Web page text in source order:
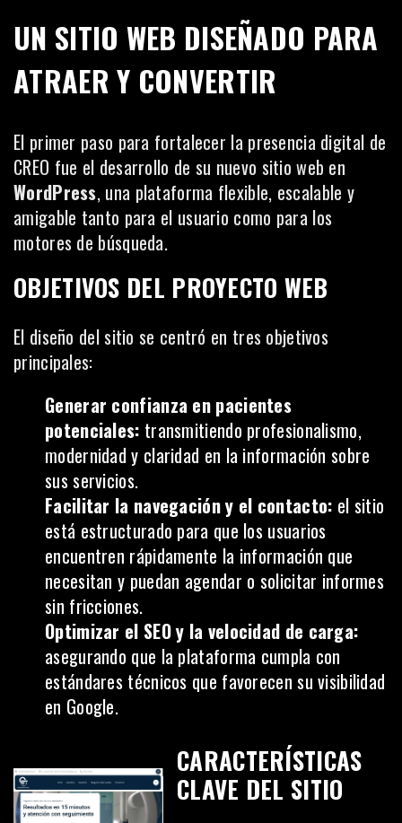
UN SITIO WEB DISEÑADO PARA
ATRAER Y CONVERTIR
El primer paso para fortalecer la presencia digital de
CREO fue el desarrollo de su nuevo sitio web en
WordPress, una plataforma flexible, escalable y
amigable tanto para el usuario como para los
motores de búsqueda.
OBJETIVOS DEL PROYECTO WEB
El diseño del sitio se centró en tres objetivos
principales:
Generar confianza en pacientes
potenciales: transmitiendo profesionalismo,
modernidad y claridad en la información sobre
sus servicios.
Facilitar la navegación y el contacto: el sitio
está estructurado para que los usuarios
encuentren rápidamente la información que
necesitan y puedan agendar o solicitar informes
sin fricciones.
Optimizar el SEO y la velocidad de carga:
asegurando que la plataforma cumpla con
estándares técnicos que favorecen su visibilidad
en Google.
CARACTERÍSTICAS
CLAVE DEL SITIO